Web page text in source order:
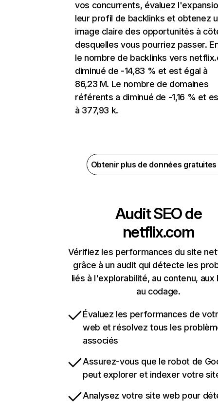
vos concurrents, évaluez
leur profil de backlinks et obtenez
image claire des opportunités à
desquelles vous pourriez passer.
le nombre de backlinks vers
diminué de -14,83 % et est égal à
86,23 M. Le nombre de domaines
référents a diminué de -1,16 % et
à 377,93 k.
Obtenir plus de données
Audit SEO de
netflix.com
Vérifiez les performances du site
grâce à un audit qui détecte les
liés à l'explorabilité, au contenu, aux
au codage.
Évaluez les performances de
web et résolvez tous les
associés
Assurez-vous que le robot de
peut explorer et indexer votre
Analysez votre site web pour